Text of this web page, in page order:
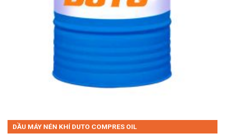
DẦU MÁY NÉN KHÍ DUTO COMPRES OIL